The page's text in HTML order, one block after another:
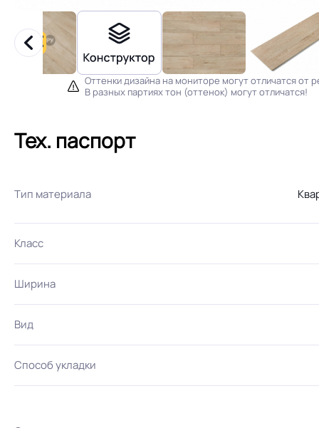
Оттенки дизайна на мониторе могут отличатся от
В разных партиях тон (оттенок) могут отличатся!
Тех. паспорт
Тип материала
Класс
Ширина
Вид
Способ укладки